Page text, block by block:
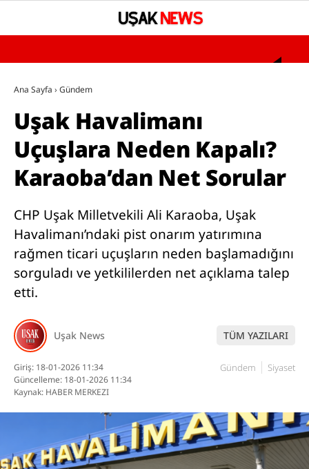
°
GÜNDEM
ASAYİŞ
SAĞLIK
SPOR
SİYASET
UŞAK’TA BUGÜN VEFAT EDENLER
DİĞER
Ana Sayfa › Gündem
Uşak Havalimanı
Uçuşlara Neden Kapalı?
Karaoba’dan Net Sorular
CHP Uşak Milletvekili Ali Karaoba, Uşak
Havalimanı’ndaki pist onarım yatırımına
rağmen ticari uçuşların neden başlamadığını
sorguladı ve yetkililerden net açıklama talep
etti.
Uşak News TÜM YAZILARI
Giriş: 18-01-2026 11:34
Güncelleme: 18-01-2026 11:34
Kaynak: HABER MERKEZI
Gündem Siyaset